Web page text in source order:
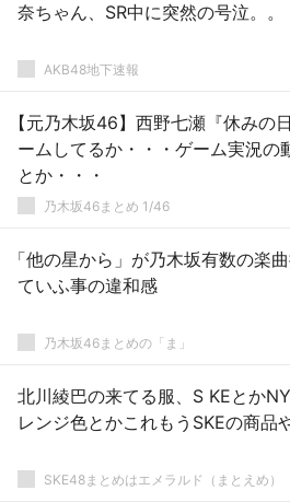
奈ちゃん、SR中に突然の号泣。。
AKB48地下速報
【元乃木坂46】西野七瀬『休みの
ームしてるか・・・ゲーム実況の
とか・・・
乃木坂46まとめ 1/46
「他の星から」が乃木坂有数の楽
ていふ事の違和感
乃木坂46まとめの「ま」
北川綾巴の来てる服、S KEとか
レンジ色とかこれもうSKEの商品
SKE48まとめはエメラルド（まとえめ）